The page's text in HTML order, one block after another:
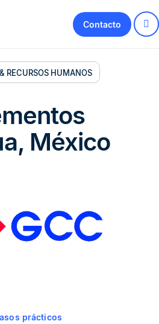
Contacto
RECURSOS HUMANOS
México
prácticos